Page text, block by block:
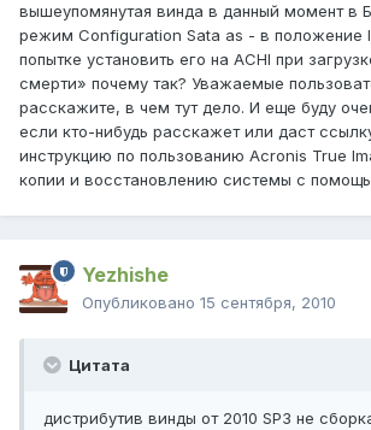
вышеупомянутая винда в данный момент в
режим Configuration Sata as - в положение
попытке установить его на ACHI при
смерти» почему так? Уважаемые
расскажите, в чем тут дело. И еще буду
если кто-нибудь расскажет или даст
инструкцию по пользованию Acronis True
копии и восстановлению системы с
Yezhishe
Опубликовано 15 сентября, 2010
Цитата
дистрибутив винды от 2010 SP3 не